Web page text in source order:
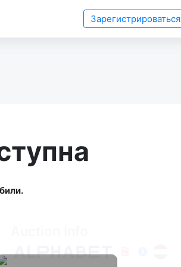
Зарегистрироваться